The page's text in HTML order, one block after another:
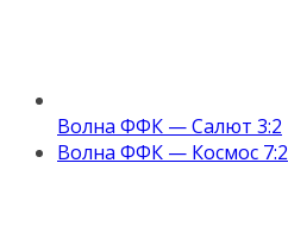
Волна ФФК — Салют 3:2
Волна ФФК — Космос 7:2